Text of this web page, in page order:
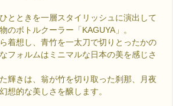
とときを一層スタイリッシュに演出して
のボトルクーラー「KAGUYA」。
着想し、青竹を一太刀で切りとったかの
フォルムはミニマルな日本の美を感じさ
輝きは、翁が竹を切り取った刹那、月夜
想的な美しさを醸します。